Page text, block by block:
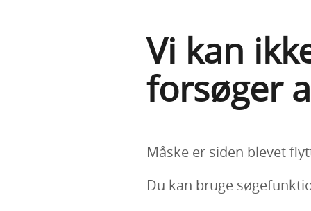
Vi kan
forsøger
Måske er siden blevet
Du kan bruge